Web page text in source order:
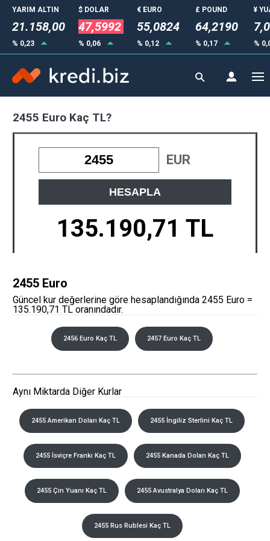
YARIM ALTIN
21.158,00
% 0,23
$ DOLAR
47,5992
% 0,06
€ EURO
55,0824
% 0,12
£ POUND
64,2190
% 0,17
¥
%
2455 Euro Kaç TL?
EUR
HESAPLA
135.190,71 TL
2455 Euro
Güncel kur değerlerine göre hesaplandığında 2455 Euro =
135.190,71 TL oranındadır.
2456 Euro Kaç TL 2457 Euro Kaç TL
Aynı Miktarda Diğer Kurlar
2455 Amerikan Doları Kaç TL 2455 İngiliz Sterlini Kaç TL
2455 İsviçre Frankı Kaç TL 2455 Kanada Doları Kaç TL
2455 Çin Yuanı Kaç TL 2455 Avustralya Doları Kaç TL
2455 Rus Rublesi Kaç TL